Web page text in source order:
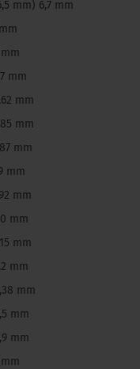
mm) 6,7 mm
mm
mm
mm
mm
mm
mm
mm
mm
mm
mm
mm
mm